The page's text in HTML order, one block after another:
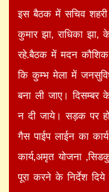
इस बैठक में सचिव
कुमार झा, राधिका झा,
रहे.बैठक में मदन कौशिक
कि कुम्भ मेला में
बना ली जाए। दिसम्बर
न दी जाये। सड़क पर
गैस पाईप लाईन का
कार्य,अमृत योजना
पूरा करने के निर्देश दिये